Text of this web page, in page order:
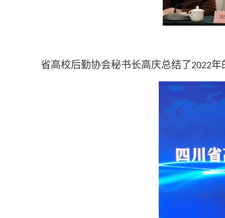
省高校后勤协会秘书长高庆总结了2022年